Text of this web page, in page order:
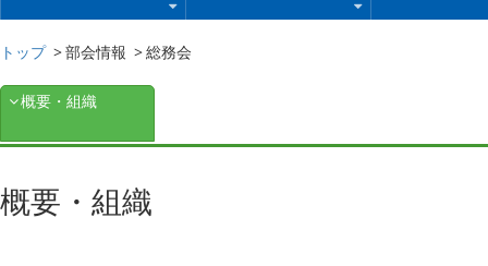
トップ 部会情報 総務会
概要・組織
概要・組織